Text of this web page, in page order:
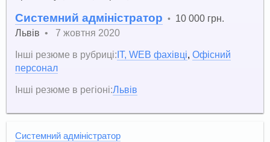
Системний адміністратор • 10 000 грн.
Львів •
7 жовтня 2020
Інші резюме в рубриці:IT, WEB фахівці,Офісний
персонал
Інші резюме в регіоні:Львів
Системний адміністратор